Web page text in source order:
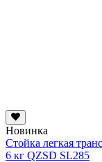
Новинка
Стойка легкая
6 кг QZSD SL285